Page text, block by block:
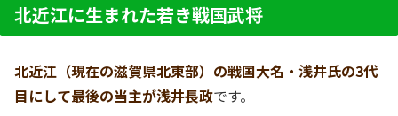
北近江に生まれた若き戦国武将
北近江（現在の滋賀県北東部）の戦国大名・浅井氏の3代
目にして最後の当主が浅井長政です。